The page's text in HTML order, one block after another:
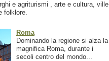
e agriturismi , arte e cultura, ville
folklore.
Roma
Dominando la regione si alza la
magnifica Roma, durante i
secoli centro del mondo...